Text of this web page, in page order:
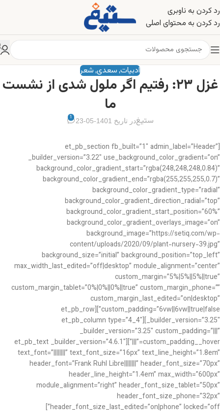
رد کردن به ناوبری
رد کردن به محتوای اصلی
ادبیات, سعدی, شعر
غزل ۲۳: رفتیم اگر ملول شدی از نشست
ما
ستیغدر تاریخ 1401-05-23 1
[et_pb_section fb_built=”1″ admin_label=”Header”
_builder_version=”3.22″ use_background_color_gradient=”on”
background_color_gradient_start=”rgba(248,248,248,0.84)”
background_color_gradient_end=”rgba(255,255,255,0.7)”
background_color_gradient_type=”radial”
background_color_gradient_direction_radial=”top”
background_color_gradient_start_position=”60%”
background_color_gradient_overlays_image=”on”
background_image=”https://setiq.com/wp-
content/uploads/2020/09/plant-nursery-39.jpg”
background_size=”initial” background_position=”top_left”
max_width_last_edited=”off|desktop” module_alignment=”center”
custom_margin=”5%|5%||5%||true”
custom_margin_tablet=”0%|0%||0%||true” custom_margin_phone=””
custom_margin_last_edited=”on|desktop”
custom_padding=”6vw||6vw||true|false”][et_pb_row
_builder_version=”3.25″][et_pb_column type=”4_4″
_builder_version=”3.25″ custom_padding=”|||”
custom_padding__hover=”|||”][et_pb_text _builder_version=”4.6.1″
text_font=”||||||||” text_font_size=”16px” text_line_height=”1.8em”
header_font=”Frank Ruhl Libre||||||||” header_font_size=”70px”
header_line_height=”1.4em” max_width=”600px”
module_alignment=”right” header_font_size_tablet=”50px”
header_font_size_phone=”32px”
header_font_size_last_edited=”on|phone” locked=”off”]